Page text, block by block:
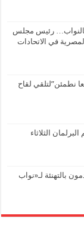
بالنواب… رئيس مجلس
في الاتحادات
نطمئن”لتلقي لقاح
البرلمان الثلاثاء
بالتهنئة لـ«نواب